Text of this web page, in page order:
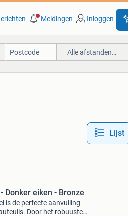
Meldingen Inloggen
Alle afstanden…
Lijst
Donker eiken - Bronze
is de perfecte aanvulling
Door het robuuste